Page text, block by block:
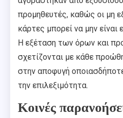
προμηθευτές, καθώς οι μη
κάρτες μπορεί να μην είναι
Η εξέταση των όρων και
σχετίζονται με κάθε
στην αποφυγή
την επιλεξιμότητα.
Κοινές